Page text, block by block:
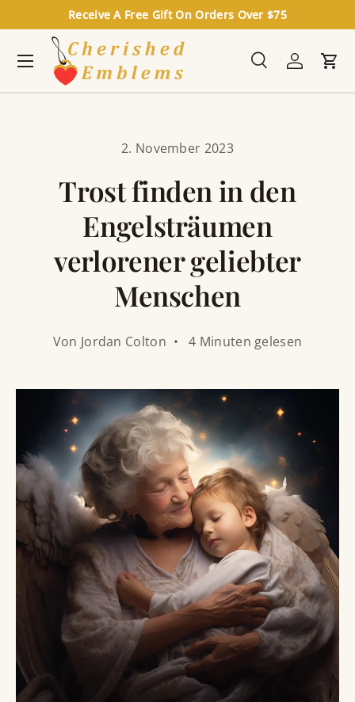
Direkt zum Inhalt
Receive A Free Gift On Orders Over $75
Suchen
SucheEinloggen
Menü
2. November 2023
Trost finden in den
Engelsträumen
verlorener geliebter
Menschen
Von Jordan Colton • 4 Minuten gelesen